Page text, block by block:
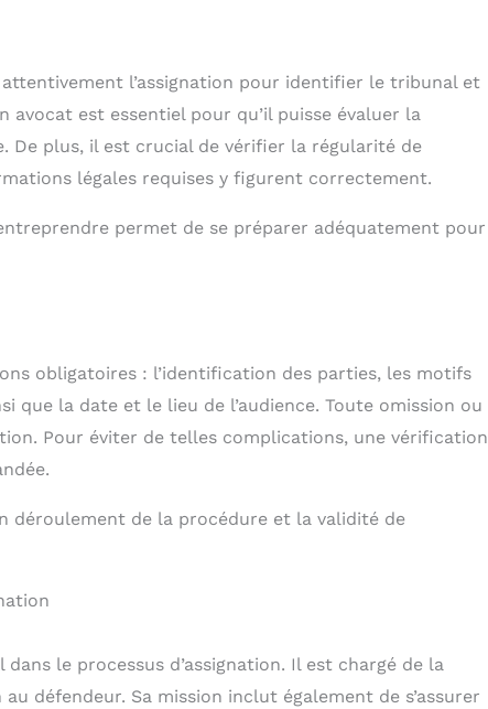
l’assignation pour identifier le tribunal et
avocat est essentiel pour qu’il puisse évaluer la
De plus, il est crucial de vérifier la régularité de
légales requises y figurent correctement.
permet de se préparer adéquatement pour
obligatoires : l’identification des parties, les motifs
que la date et le lieu de l’audience. Toute omission ou
Pour éviter de telles complications, une vérification
déroulement de la procédure et la validité de
le processus d’assignation. Il est chargé de la
défendeur. Sa mission inclut également de s’assurer